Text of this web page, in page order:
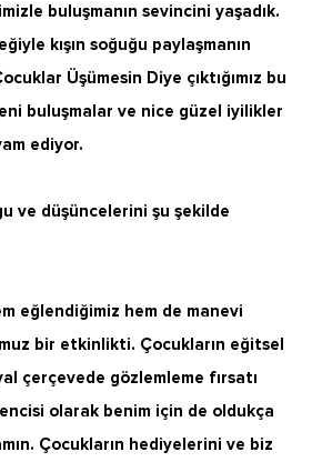
buluşmanın sevincini yaşadık.
kışın soğuğu paylaşmanın
Üşümesin Diye çıktığımız bu
buluşmalar ve nice güzel iyilikler
ediyor.
ve düşüncelerini şu şekilde
eğlendiğimiz hem de manevi
bir etkinlikti. Çocukların eğitsel
çerçevede gözlemleme fırsatı
olarak benim için de oldukça
Çocukların hediyelerini ve biz